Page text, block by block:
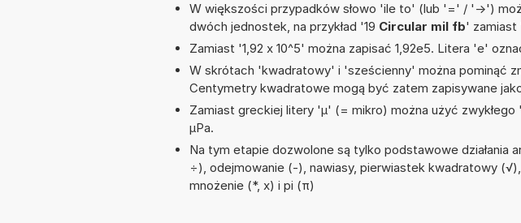
W większości przypadków słowo 'ile to' (lub '=' / '->')
dwóch jednostek, na przykład '19 Circular mil fb' zamiast
Zamiast '1,92 x 10^5' można zapisać 1,92e5. Litera 'e'
W skrótach 'kwadratowy' i 'sześcienny' można pominąć
Centymetry kwadratowe mogą być zatem zapisywane
Zamiast greckiej litery 'µ' (= mikro) można użyć zwykłego
µPa.
Na tym etapie dozwolone są tylko podstawowe działania
÷), odejmowanie (-), nawiasy, pierwiastek kwadratowy
mnożenie (*, x) i pi (π)